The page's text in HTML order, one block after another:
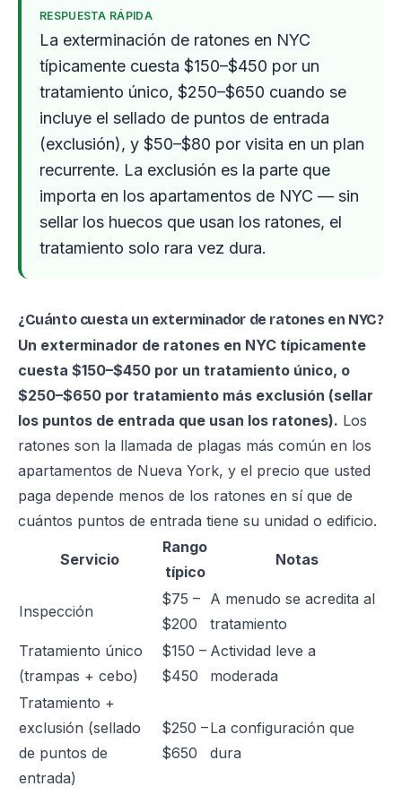
RESPUESTA RÁPIDA
La exterminación de ratones en NYC
típicamente cuesta $150–$450 por un
tratamiento único, $250–$650 cuando se
incluye el sellado de puntos de entrada
(exclusión), y $50–$80 por visita en un plan
recurrente. La exclusión es la parte que
importa en los apartamentos de NYC — sin
sellar los huecos que usan los ratones, el
tratamiento solo rara vez dura.
¿Cuánto cuesta un exterminador de ratones en NYC?
Un exterminador de ratones en NYC típicamente
cuesta $150–$450 por un tratamiento único, o
$250–$650 por tratamiento más exclusión (sellar
los puntos de entrada que usan los ratones). Los
ratones son la llamada de plagas más común en los
apartamentos de Nueva York, y el precio que usted
paga depende menos de los ratones en sí que de
cuántos puntos de entrada tiene su unidad o edificio.
Servicio
Rango
típico
Notas
Inspección
$75 –
$200
A menudo se acredita al
tratamiento
Tratamiento único
(trampas + cebo)
$150 –
$450
Actividad leve a
moderada
Tratamiento +
exclusión (sellado
de puntos de
entrada)
$250 –
$650
La configuración que
dura